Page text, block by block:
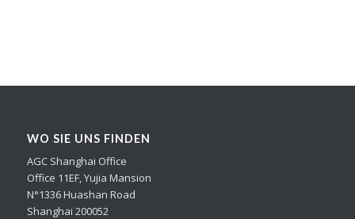
WO SIE UNS FINDEN
AGC Shanghai Office
Office 11EF, Yujia Mansion
N°1336 Huashan Road
Shanghai 200052